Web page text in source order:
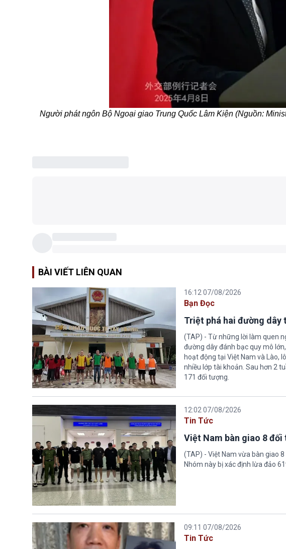
Người phát ngôn Bộ Ngoại giao Trung Quốc Lâm Kiện (Nguồn:
BÀI VIẾT LIÊN QUAN
16:12 07/08/2026
Bạn Đọc
Triệt phá hai đường dây
(TAP) - Từ những lời làm quen
đường dây đánh bạc quy mô
hoạt động tại Việt Nam và Lào,
nhiều lớp tài khoản. Sau hơn 2
171 đối tượng.
12:02 07/08/2026
Tin Tức
Việt Nam bàn giao 8
(TAP) - Việt Nam vừa bàn giao
Nhóm này bị xác định lừa đảo
09:11 07/08/2026
Tin Tức